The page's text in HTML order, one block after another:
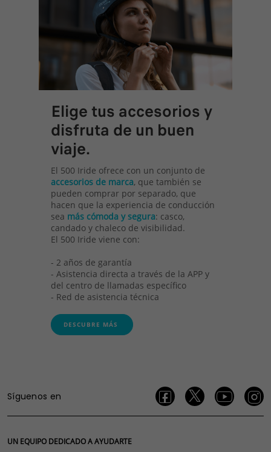
Elige tus accesorios y
disfruta de un buen
viaje.
El 500 Iride ofrece con un conjunto de
accesorios de marca, que también se
pueden comprar por separado, que
hacen que la experiencia de conducción
sea más cómoda y segura: casco,
candado y chaleco de visibilidad.
El 500 Iride viene con:
- 2 años de garantía
- Asistencia directa a través de la APP y
del centro de llamadas específico
- Red de asistencia técnica
DESCUBRE MÁS
Síguenos en
UN EQUIPO DEDICADO A AYUDARTE